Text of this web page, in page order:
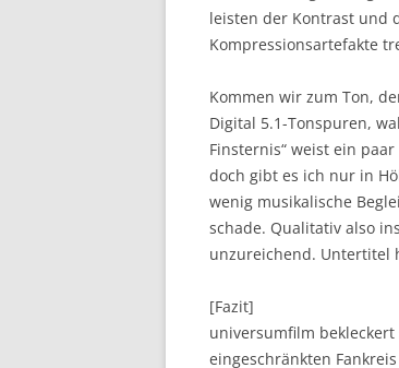
leisten der Kontrast und
Kompressionsartefakte
Kommen wir zum Ton,
Digital 5.1-Tonspuren,
Finsternis“ weist ein
doch gibt es ich nur in
wenig musikalische
schade. Qualitativ also
unzureichend. Untertitel
[Fazit]
universumfilm
eingeschränkten